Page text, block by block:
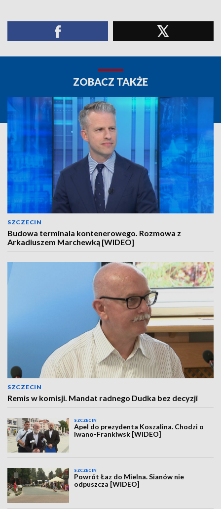
ZOBACZ TAKŻE
SZCZECIN
Budowa terminala kontenerowego. Rozmowa z
Arkadiuszem Marchewką [WIDEO]
SZCZECIN
Remis w komisji. Mandat radnego Dudka bez decyzji
SZCZECIN
Apel do prezydenta Koszalina. Chodzi o
Iwano-Frankiwsk [WIDEO]
SZCZECIN
Powrót Łaz do Mielna. Sianów nie
odpuszcza [WIDEO]